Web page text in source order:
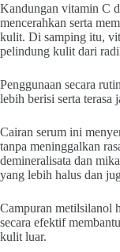
Kandungan vitamin C
mencerahkan serta
kulit. Di samping itu,
pelindung kulit dari
Penggunaan secara
lebih berisi serta terasa
Cairan serum ini
tanpa meninggalkan
demineralisata dan
yang lebih halus dan
Campuran metilsilanol
secara efektif
kulit luar.